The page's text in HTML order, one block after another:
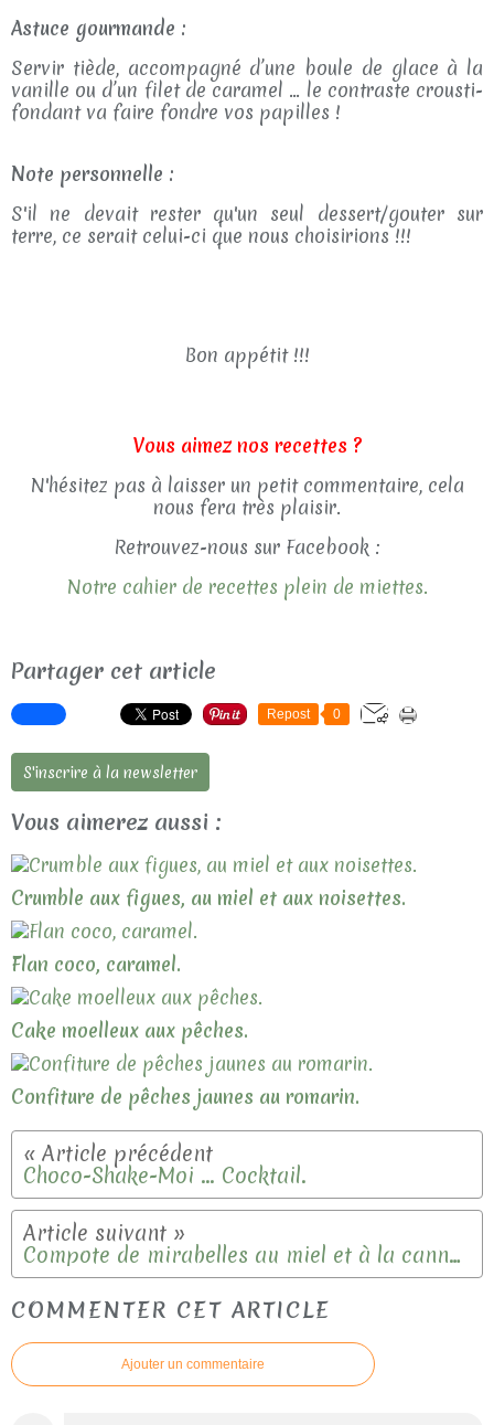
Astuce gourmande :
Servir tiède, accompagné d’une boule de glace à la
vanille ou d’un filet de caramel … le contraste crousti-
fondant va faire fondre vos papilles !
Note personnelle :
S'il ne devait rester qu'un seul dessert/gouter sur
terre, ce serait celui-ci que nous choisirions !!!
Bon appétit !!!
Vous aimez nos recettes ?
N'hésitez pas à laisser un petit commentaire, cela
nous fera très plaisir.
Retrouvez-nous sur Facebook :
Notre cahier de recettes plein de miettes.
Partager cet article
Repost 0
S'inscrire à la newsletter
Vous aimerez aussi :
Crumble aux figues, au miel et aux noisettes.
Flan coco, caramel.
Cake moelleux aux pêches.
Confiture de pêches jaunes au romarin.
Choco-Shake-Moi ... Cocktail.
Compote de mirabelles au miel et à la cannelle.
COMMENTER CET ARTICLE
Ajouter un commentaire